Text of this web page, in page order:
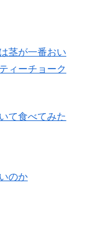
茎が一番おい
ィーチョーク
て食べてみた
のか